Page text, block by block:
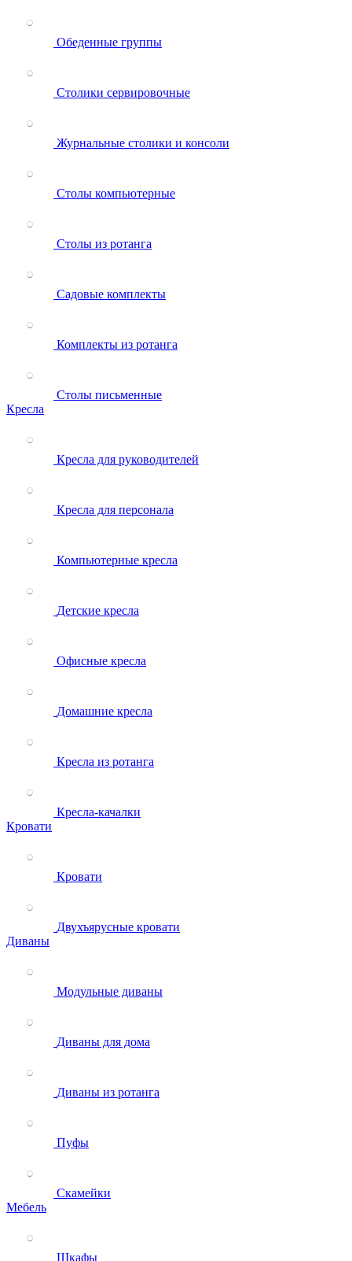
Обеденные группы
Столики сервировочные
Журнальные столики и консоли
Столы компьютерные
Столы из ротанга
Садовые комплекты
Комплекты из ротанга
Столы письменные
Кресла
Кресла для руководителей
Кресла для персонала
Компьютерные кресла
Детские кресла
Офисные кресла
Домашние кресла
Кресла из ротанга
Кресла-качалки
Кровати
Кровати
Двухъярусные кровати
Диваны
Модульные диваны
Диваны для дома
Диваны из ротанга
Пуфы
Скамейки
Мебель
Шкафы